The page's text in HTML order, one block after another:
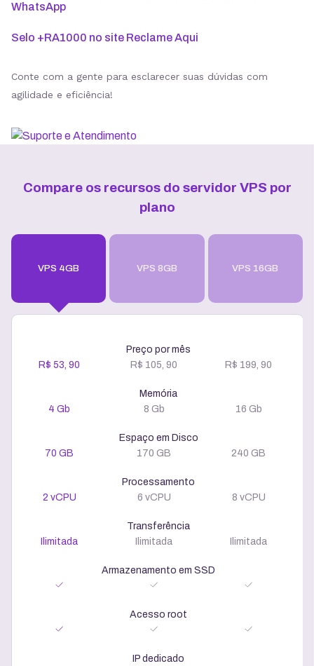
WhatsApp
Selo +RA1000 no site Reclame Aqui
Conte com a gente para esclarecer suas dúvidas com
agilidade e eficiência!
Compare os recursos do servidor VPS por
plano
VPS 4GB VPS 8GB VPS 16GB
Preço por mês
R$ 53, 90
R$ 105, 90 R$ 199, 90
Memória
4 Gb
8 Gb 16 Gb
Espaço em Disco
70 GB
170 GB 240 GB
Processamento
2 vCPU
6 vCPU 8 vCPU
Transferência
Ilimitada
Ilimitada Ilimitada
Armazenamento em SSD
Acesso root
IP dedicado